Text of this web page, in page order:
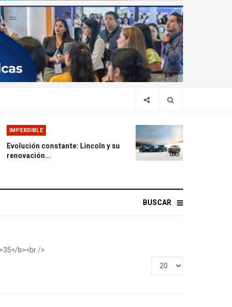
IMPERDIBLE
Evolución constante: Lincoln y su
renovación...
BUSCAR
Display